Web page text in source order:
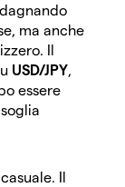
ma anche
Il
USD/JPY,
essere
Il